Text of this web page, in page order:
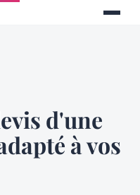
d'une
à vos